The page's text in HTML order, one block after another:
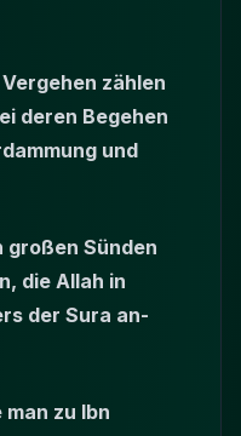
zählen
deren Begehen
und
großen Sünden
die Allah in
der Sura an-
zu Ibn